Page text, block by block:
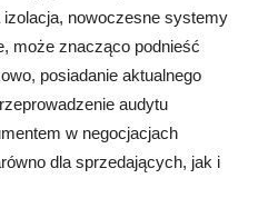
nowoczesne systemy
może znacząco podnieść
posiadanie aktualnego
audytu
w negocjacjach
dla sprzedających, jak i